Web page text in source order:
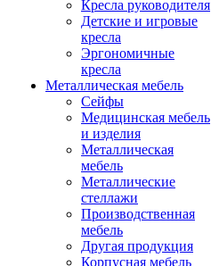
Кресла руководителя
Детские и игровые
кресла
Эргономичные
кресла
Металлическая мебель
Сейфы
Медицинская мебель
и изделия
Металлическая
мебель
Металлические
стеллажи
Производственная
мебель
Другая продукция
Корпусная мебель